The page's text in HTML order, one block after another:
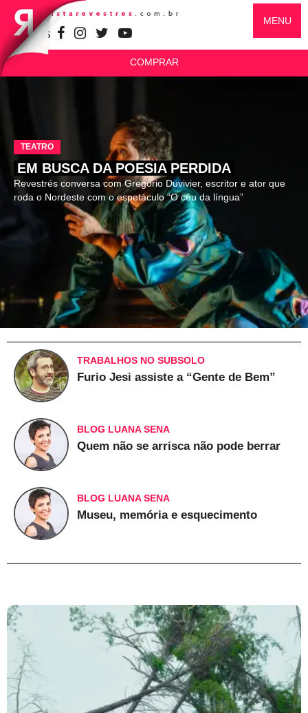
SIGA-NOS
MENU
COMPRAR
TEATRO
EM BUSCA DA POESIA PERDIDA
Revestrés conversa com Gregório Duvivier, escritor e ator que
roda o Nordeste com o espetáculo “O céu da língua”
TRABALHOS NO SUBSOLO
Furio Jesi assiste a “Gente de Bem”
BLOG LUANA SENA
Quem não se arrisca não pode berrar
BLOG LUANA SENA
Museu, memória e esquecimento